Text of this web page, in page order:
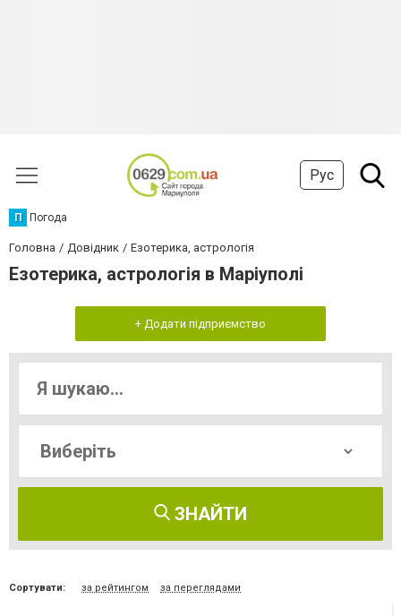
Рус
П Погода
Головна Довідник Езотерика, астрологія
Езотерика, астрологія в Маріуполі
+ Додати підприємство
ЗНАЙТИ
Сортувати: за рейтингом за переглядами